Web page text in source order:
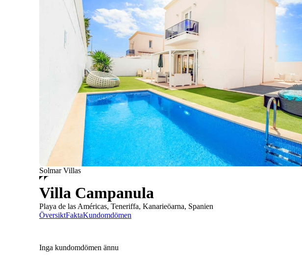
Solmar Villas
Villa Campanula
Playa de las Américas, Teneriffa, Kanarieöarna, Spanien
ÖversiktFaktaKundomdömen
Inga kundomdömen ännu